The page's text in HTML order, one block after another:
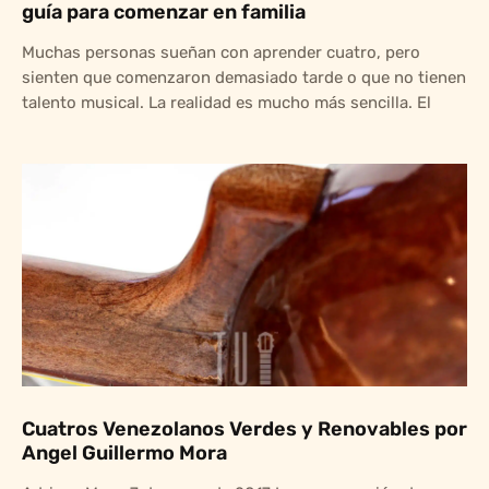
guía para comenzar en familia
Muchas personas sueñan con aprender cuatro, pero
sienten que comenzaron demasiado tarde o que no tienen
talento musical. La realidad es mucho más sencilla. El
Cuatros Venezolanos Verdes y Renovables por
Angel Guillermo Mora